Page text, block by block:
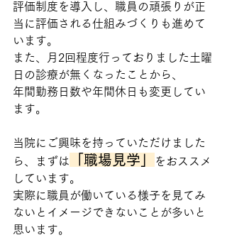
評価制度を導入し、職員の頑張りが正
当に評価される仕組みづくりも進めて
います。
また、月2回程度行っておりました土曜
日の診療が無くなったことから、
年間勤務日数や年間休日も変更してい
ます。
当院にご興味を持っていただけました
ら、まずは
「職場見学」
をおススメ
しています。
実際に職員が働いている様子を見てみ
ないとイメージできないことが多いと
思います。